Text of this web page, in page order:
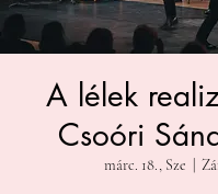
A lélek
Csoóri
márc. 18., Sze